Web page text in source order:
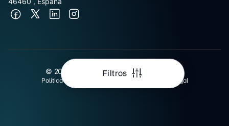
Filtros
© 2026 Equipson S.A. All Rights Reserved
Política de Cookies Aviso Legal